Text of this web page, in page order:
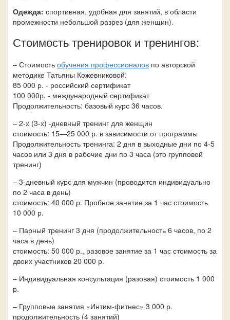
Одежда: спортивная, удобная для занятий, в области
промежности небольшой разрез (для женщин).
Стоимость тренировок и тренингов:
– Стоимость обучения профессионалов по авторской
методике Татьяны Кожевниковой:
85 000 р. - российский сертификат
100 000р. - международный сертификат
Продолжительность: базовый курс 36 часов.
– 2-х (3-х) -дневный тренинг для женщин
стоимость: 15—25 000 р. в зависимости от программы
Продолжительность тренинга: 2 дня в выходные дни по 4-5
часов или 3 дня в рабочие дни по 3 часа (это групповой
тренинг)
– 3-дневный курс для мужчин (проводится индивидуально
по 2 часа в день)
стоимость: 40 000 р. Пробное занятие за 1 час стоимость
10 000 р.
– Парный тренинг 3 дня (продолжительность 6 часов, по 2
часа в день)
стоимость: 50 000 р., разовое занятие за 1 час стоимость за
двоих участников 20 000 р.
– Индивидуальная консультация (разовая) стоимость 1 000
р.
– Групповые занятия «Интим-фитнес» 3 000 р.
продолжительность (4 занятий)